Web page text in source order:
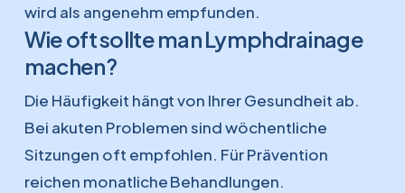
wird als angenehm empfunden.
Wie oft sollte man Lymphdrainage
machen?
Die Häufigkeit hängt von Ihrer Gesundheit ab.
Bei akuten Problemen sind wöchentliche
Sitzungen oft empfohlen. Für Prävention
reichen monatliche Behandlungen.